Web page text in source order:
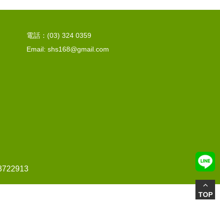
電話：(03) 324 0359
Email: shs168@gmail.com
TOP